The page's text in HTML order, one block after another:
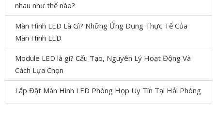
nhau như thế nào?
Màn Hình LED Là Gì? Những Ứng Dụng Thực Tế Của
Màn Hình LED
Module LED là gì? Cấu Tạo, Nguyên Lý Hoạt Động Và
Cách Lựa Chọn
Lắp Đặt Màn Hình LED Phòng Họp Uy Tín Tại Hải Phòng